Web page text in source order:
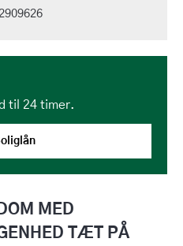
MED
TÆT PÅ
til 24 timer.